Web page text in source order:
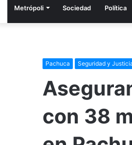
Metrópoli Sociedad Política
Pachuca Seguridad y
con 38